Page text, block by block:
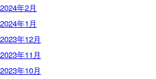
2024年2月
2024年1月
2023年12月
2023年11月
2023年10月